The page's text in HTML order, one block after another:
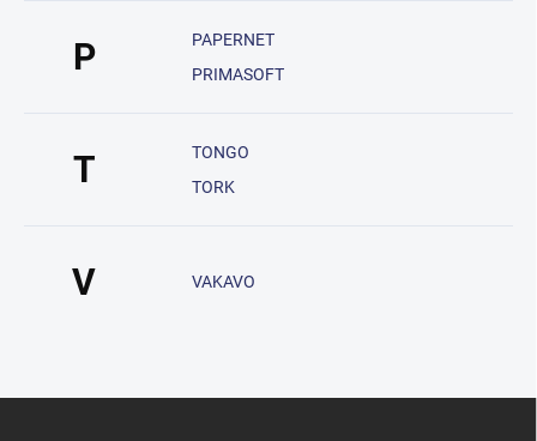
P
PAPERNET
PRIMASOFT
T
TONGO
TORK
V VAKAVO